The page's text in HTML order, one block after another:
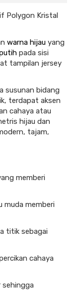
warna hijau yang
pada sisi
tampilan jersey
susunan bidang
terdapat aksen
cahaya atau
hijau dan
tajam,
memberi
muda memberi
titik sebagai
cahaya